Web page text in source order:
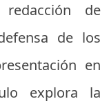
de
de los
en
explora la